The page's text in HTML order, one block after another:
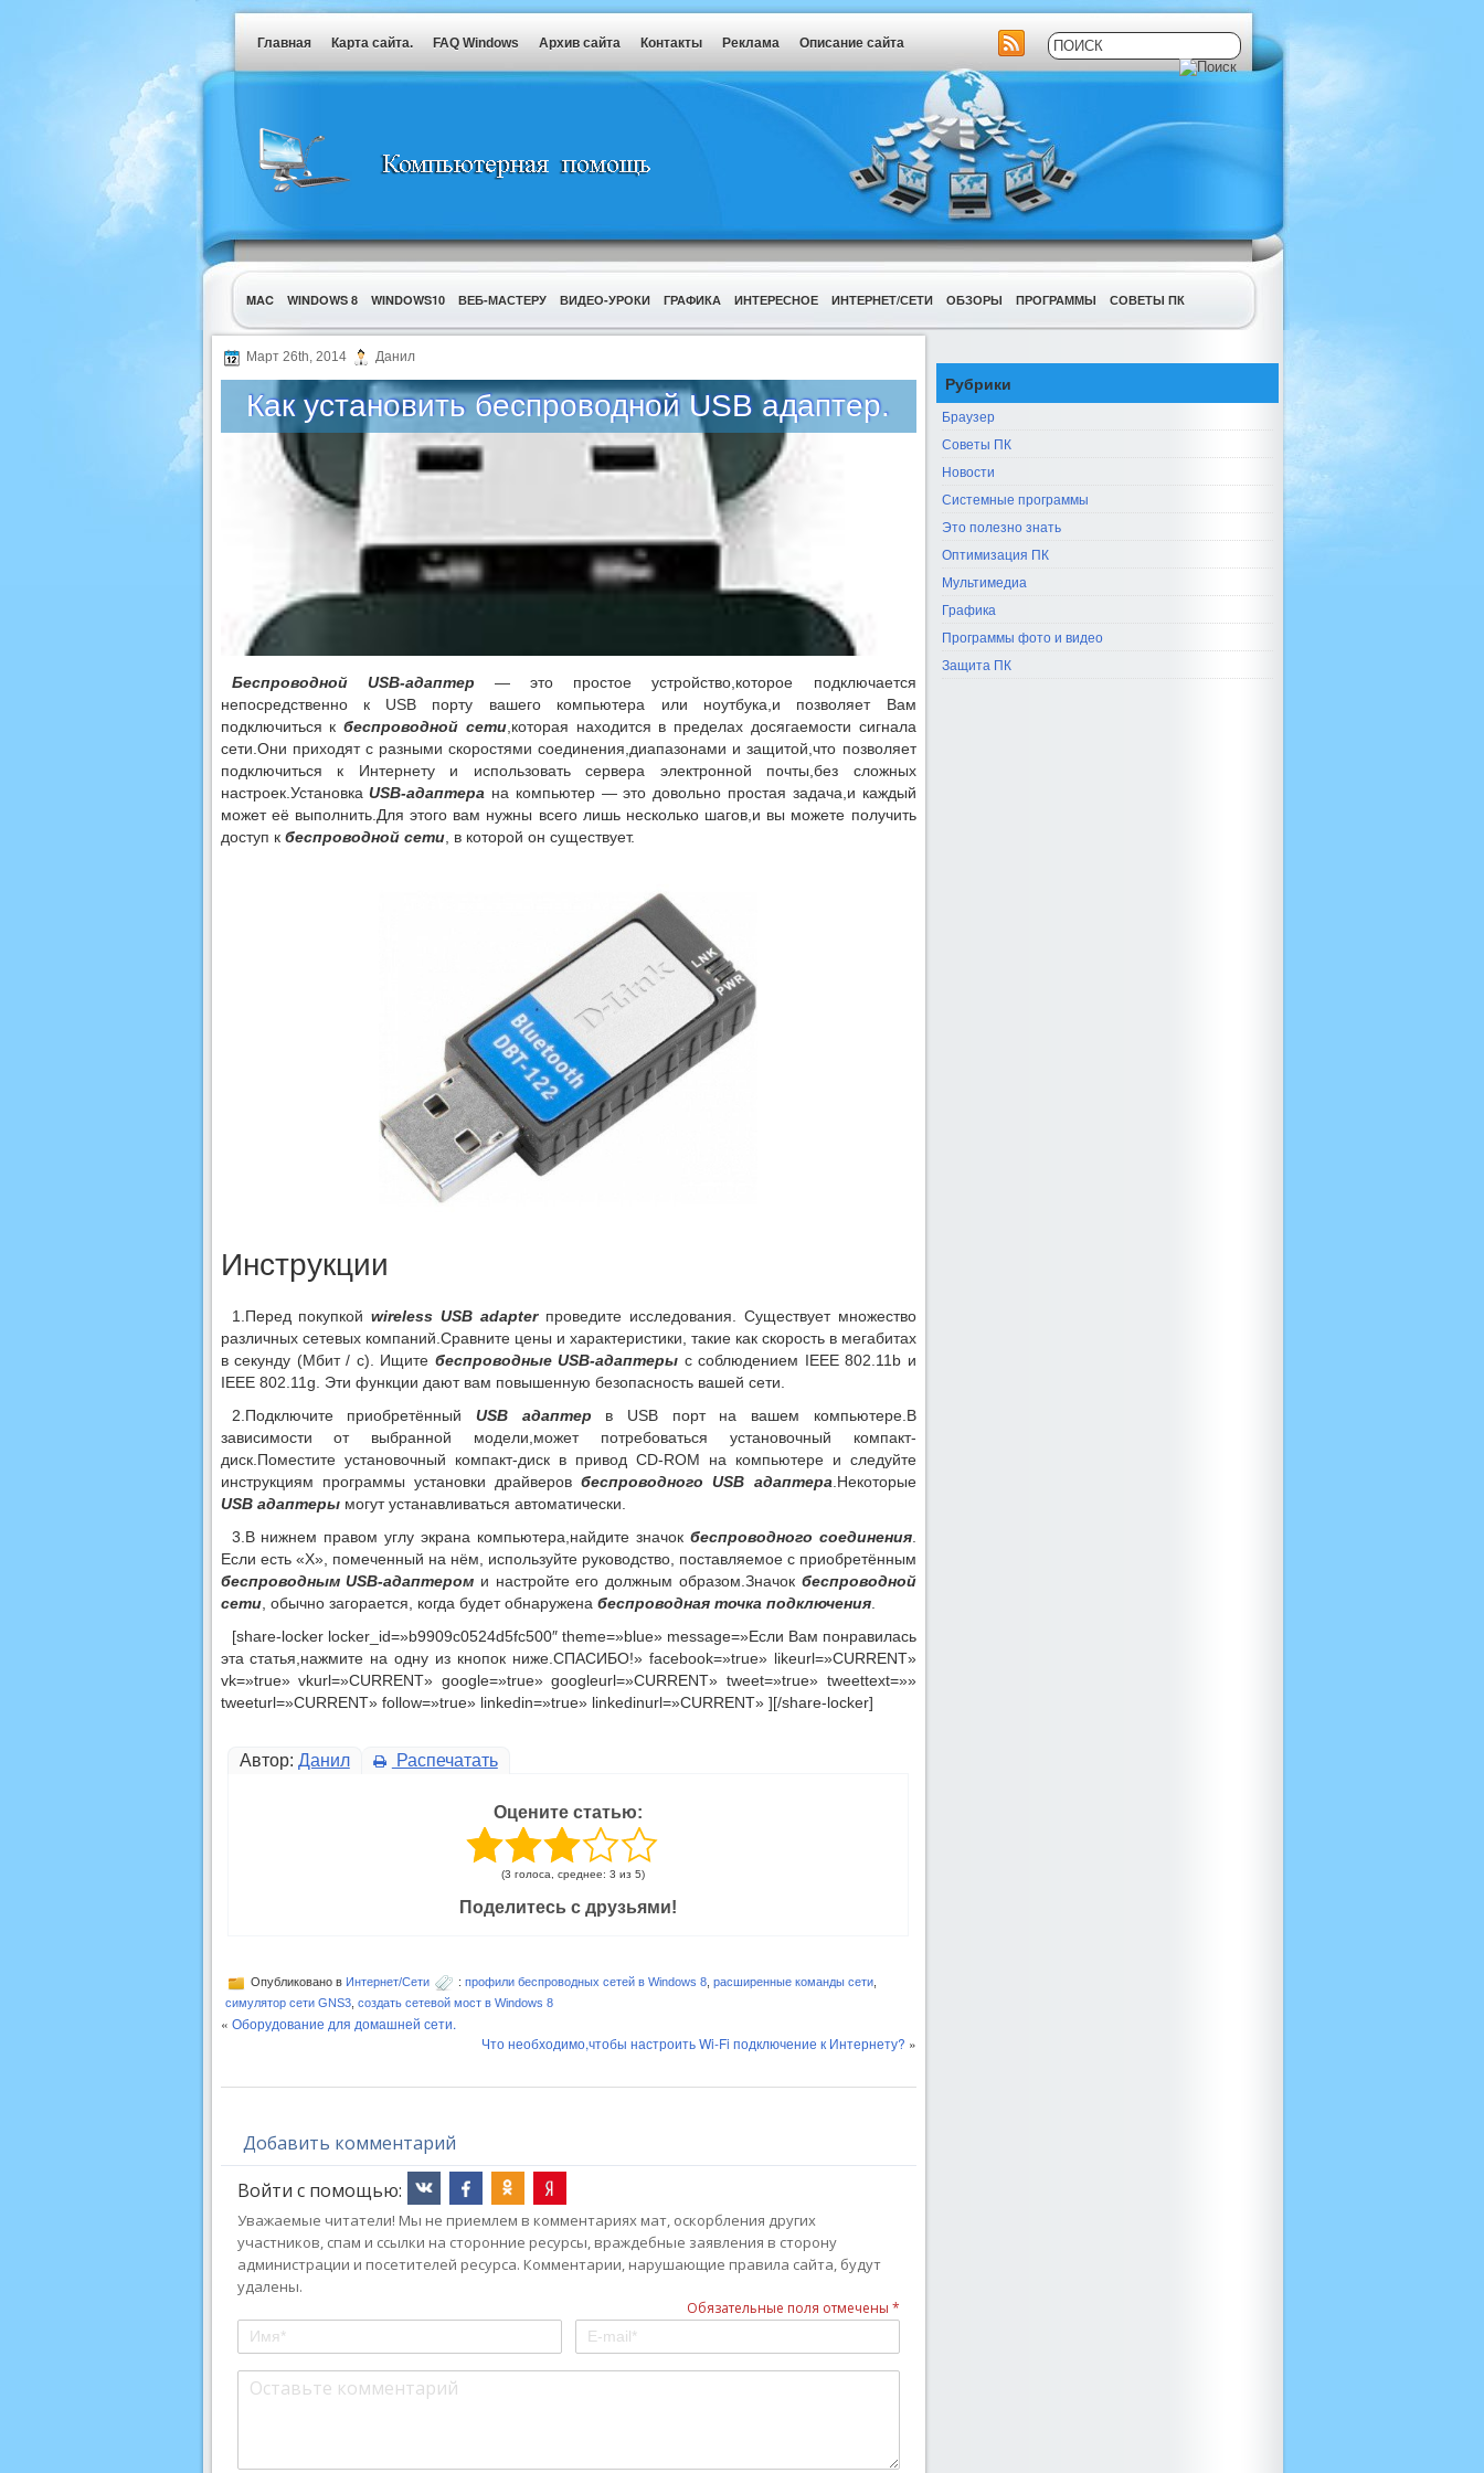
Главная Карта сайта. FAQ Windows Архив сайта Контакты Реклама Описание сайта
MAC WINDOWS 8 WINDOWS10 ВЕБ-МАСТЕРУ ВИДЕО-УРОКИ ГРАФИКА ИНТЕРЕСНОЕ ИНТЕРНЕТ/СЕТИ ОБЗОРЫ ПРОГРАММЫ СОВЕТЫ ПК
УТИЛИТЫ
Март 26th, 2014 Данил
Как установить беспроводной USB адаптер.
Беспроводной USB-адаптер — это простое устройство,которое подключается
непосредственно к USB порту вашего компьютера или ноутбука,и позволяет Вам
подключиться к беспроводной сети,которая находится в пределах досягаемости сигнала
сети.Они приходят с разными скоростями соединения,диапазонами и защитой,что позволяет
подключиться к Интернету и использовать сервера электронной почты,без сложных
настроек.УстановкаUSB-адаптера на компьютер — это довольно простая задача,и каждый
может её выполнить.Для этого вам нужны всего лишь несколько шагов,и вы можете получить
доступ к беспроводной сети, в которой он существует.
Инструкции
1.Перед покупкойwireless USB adapterпроведите исследования. Существует множество
различных сетевых компаний.Сравните цены и характеристики, такие как скорость в мегабитах
в секунду (Мбит / с). Ищите беспроводные USB-адаптеры с соблюдением IEEE 802.11b и
IEEE 802.11g. Эти функции дают вам повышенную безопасность вашей сети.
2.Подключите приобретённый USB адаптер в USB порт на вашем компьютере.В
зависимости от выбранной модели,может потребоваться установочный компакт-
диск.Поместите установочный компакт-диск в привод CD-ROM на компьютере и следуйте
инструкциям программы установки драйверовбеспроводного USB адаптера .Некоторые
USB адаптерымогут устанавливаться автоматически.
3.В нижнем правом углу экрана компьютера,найдите значок беспроводного соединения.
Если есть «X», помеченный на нём, используйте руководство, поставляемое с приобретённым
беспроводным USB-адаптером и настройте его должным образом.Значок беспроводной
сети, обычно загорается, когда будет обнаружена беспроводная точка подключения.
[share-locker locker_id=»b9909c0524d5fc500″ theme=»blue» message=»Если Вам понравилась
эта статья,нажмите на одну из кнопок ниже.СПАСИБО!» facebook=»true» likeurl=»CURRENT»
vk=»true» vkurl=»CURRENT» google=»true» googleurl=»CURRENT» tweet=»true» tweettext=»»
tweeturl=»CURRENT» follow=»true» linkedin=»true» linkedinurl=»CURRENT» ][/share-locker]
Автор: Данил Распечатать
Оцените статью:
(3 голоса, среднее: 3 из 5)
Поделитесь с друзьями!
Опубликовано в Интернет/Сети : профили беспроводных сетей в Windows 8, расширенные команды сети,
симулятор сети GNS3, создать сетевой мост в Windows 8
« Оборудование для домашней сети.
Что необходимо,чтобы настроить Wi-Fi подключение к Интернету? »
Добавить комментарий
Войти с помощью:
Уважаемые читатели! Мы не приемлем в комментариях мат, оскорбления других
участников, спам и ссылки на сторонние ресурсы, враждебные заявления в сторону
администрации и посетителей ресурса. Комментарии, нарушающие правила сайта, будут
удалены.
Обязательные поля отмечены *
Рубрики
Браузер
Советы ПК
Новости
Системные программы
Это полезно знать
Оптимизация ПК
Мультимедиа
Графика
Программы фото и видео
Защита ПК